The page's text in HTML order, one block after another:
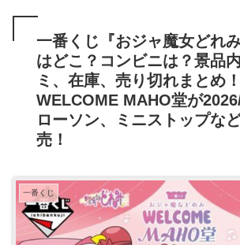
一番くじ『おジャ魔女どれ
はどこ？コンビニは？景品
ミ、在庫、売り切れまとめ
WELCOME MAHO堂が
ローソン、ミニストップな
売！
一番くじ